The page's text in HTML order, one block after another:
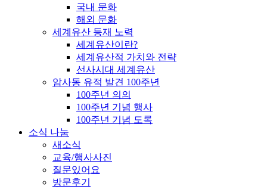
국내 문화
해외 문화
세계유산 등재 노력
세계유산이란?
세계유산적 가치와 전략
선사시대 세계유산
암사동 유적 발견 100주년
100주년 의의
100주년 기념 행사
100주년 기념 도록
소식 나눔
새소식
교육/행사사진
질문있어요
방문후기